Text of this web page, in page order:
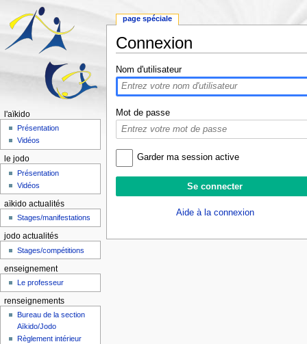
Connexion
Nom d'utilisateur
Mot de passe
Garder ma session active
Aide à la connexion
page spéciale
l'aïkido
Présentation
Vidéos
le jodo
Présentation
Vidéos
aïkido actualités
Stages/manifestations
jodo actualités
Stages/compétitions
enseignement
Le professeur
renseignements
Bureau de la section
Aïkido/Jodo
Règlement intérieur